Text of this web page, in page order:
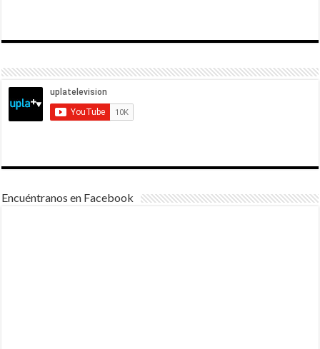
Encuéntranos en Facebook